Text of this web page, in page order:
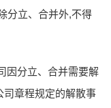
分立、合并外,不得
因分立、合并需要解
司章程规定的解散事